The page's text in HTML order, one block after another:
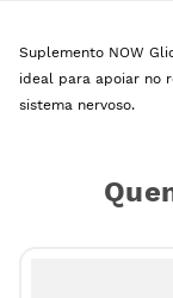
Suplemento NOW
ideal para apoiar no
sistema nervoso.